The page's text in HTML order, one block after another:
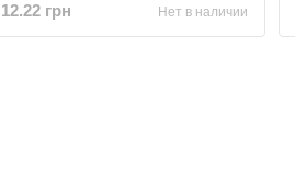
12.22 грн Нет в наличии